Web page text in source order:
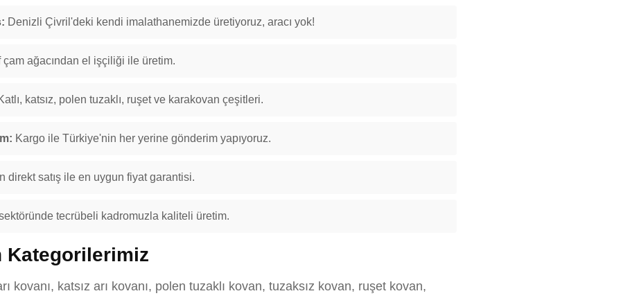
Denizli Çivril'deki kendi imalathanemizde üretiyoruz, aracı yok!
çam ağacından el işçiliği ile üretim.
katsız, polen tuzaklı, ruşet ve karakovan çeşitleri.
Kargo ile Türkiye'nin her yerine gönderim yapıyoruz.
direkt satış ile en uygun fiyat garantisi.
sektöründe tecrübeli kadromuzla kaliteli üretim.
Kategorilerimiz
kovanı, katsız arı kovanı, polen tuzaklı kovan, tuzaksız kovan, ruşet kovan,